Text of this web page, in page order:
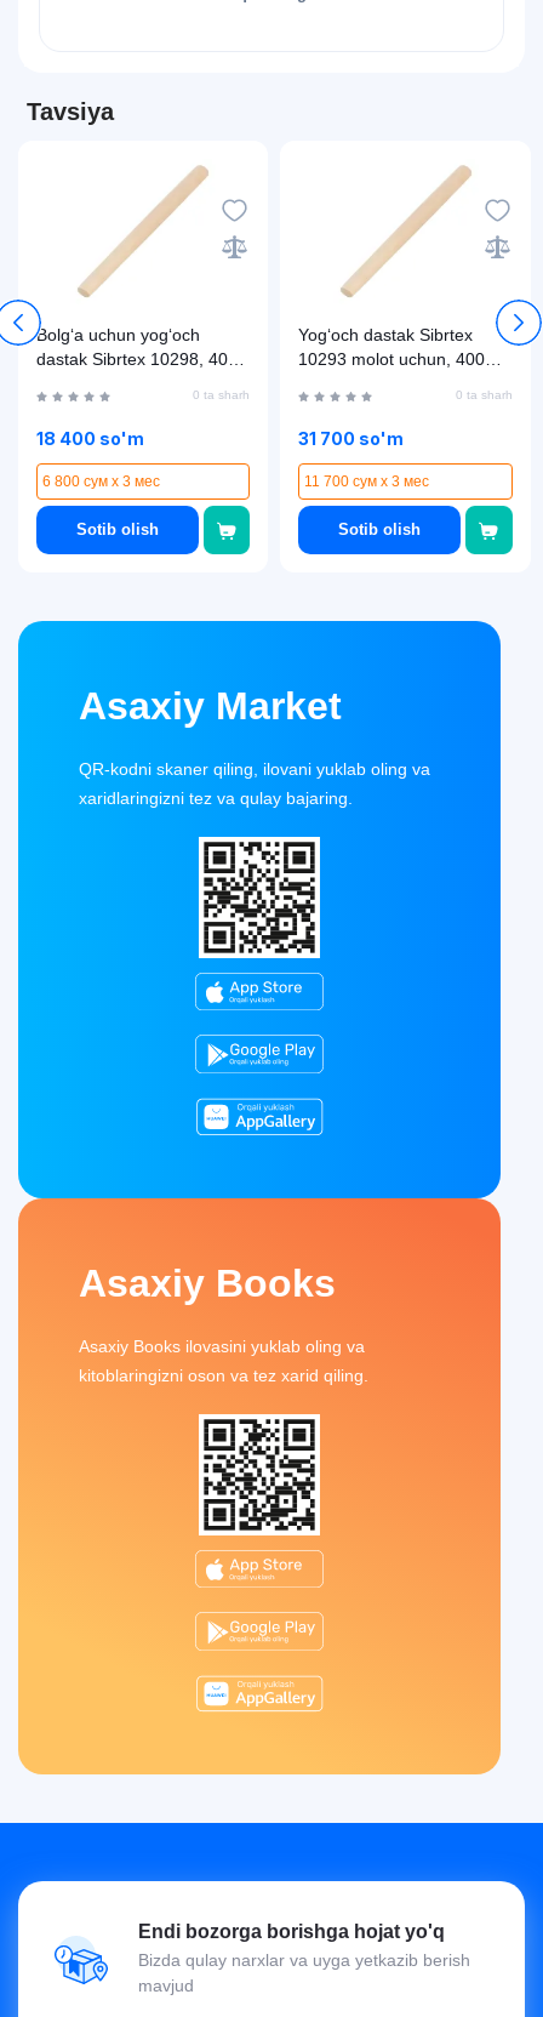
Tavsiya
Bolg‘a uchun yog‘och
dastak Sibrtex 10298, 400
0 ta sharh
18 400 so'm
6 800 сум x 3 мес
Sotib olish
Yog‘och dastak Sibrtex
10293 molot uchun, 400
0 ta sharh
31 700 so'm
11 700 сум x 3 мес
Sotib olish
Asaxiy Market
QR-kodni skaner qiling, ilovani yuklab oling va
xaridlaringizni tez va qulay bajaring.
Asaxiy Books
Asaxiy Books ilovasini yuklab oling va
kitoblaringizni oson va tez xarid qiling.
Endi bozorga borishga hojat yo'q
Bizda qulay narxlar va uyga yetkazib berish
mavjud